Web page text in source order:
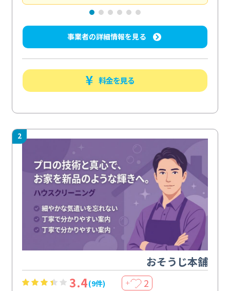
事業者の詳細情報を見る
料金を見る
2
おそうじ本舗
3.4(9件) ＋ 2